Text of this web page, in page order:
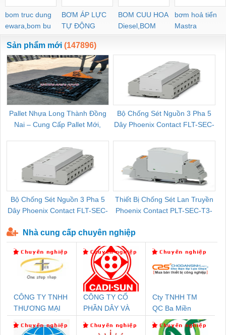
bom truc dung
ewara,bom bu
ewara
BƠM ÁP LỰC
TỰ ĐỘNG
BOM CUU HOA
Diesel,BOM
CHUA CHAY
bơm hoả tiển
Mastra
Sản phẩm mới (147896)
Pallet Nhựa Long Thành Đồng
Nai – Cung Cấp Pallet Mới,
Bộ Chống Sét Nguồn 3 Pha 5
Dây Phoenix Contact FLT-SEC-
Bộ Chống Sét Nguồn 3 Pha 5
Dây Phoenix Contact FLT-SEC-
Thiết Bị Chống Sét Lan Truyền
Phoenix Contact PLT-SEC-T3-
Nhà cung cấp chuyên nghiệp
CÔNG TY TNHH
THƯƠNG MẠI
NAM
CÔNG TY CỔ
PHẦN DÂY VÀ
THƯỢNG ĐÌNH
Cty TNHH TM
QC Ba Miền